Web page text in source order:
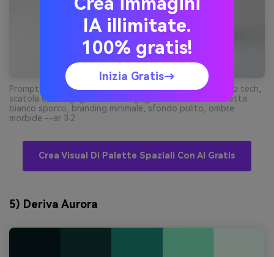
Prompt: scatto studio realistico di packaging accessorio tech,
scatola opaca grigio antracite/grigio con accenti etichetta
bianco sporco, branding minimale, sfondo pulito, ombre
morbide --ar 3:2
Crea Visual Di Palette Spaziali Con AI Gratis
5) Deriva Aurora
IA illimitate.
100% gratis!
Inizia Gratis→